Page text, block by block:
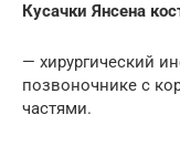
Кусачки Янсена
— хирургический
позвоночнике с
частями.